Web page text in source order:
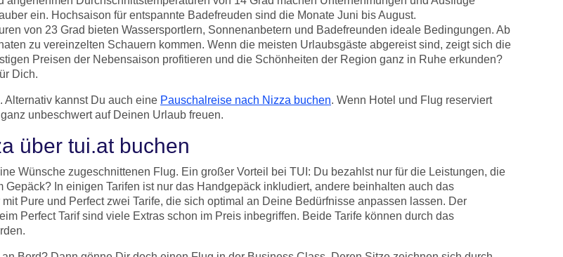
ein. Hochsaison für entspannte Badefreuden sind die Monate Juni bis August.
von 23 Grad bieten Wassersportlern, Sonnenanbetern und Badefreunden ideale Bedingungen. Ab
zu vereinzelten Schauern kommen. Wenn die meisten Urlaubsgäste abgereist sind, zeigt sich die
Preisen der Nebensaison profitieren und die Schönheiten der Region ganz in Ruhe erkunden?
Dich.
Alternativ kannst Du auch eine Pauschalreise nach Nizza buchen. Wenn Hotel und Flug reserviert
unbeschwert auf Deinen Urlaub freuen.
über tui.at buchen
Wünsche zugeschnittenen Flug. Ein großer Vorteil bei TUI: Du bezahlst nur für die Leistungen, die
In einigen Tarifen ist nur das Handgepäck inkludiert, andere beinhalten auch das
Pure und Perfect zwei Tarife, die sich optimal an Deine Bedürfnisse anpassen lassen. Der
Perfect Tarif sind viele Extras schon im Preis inbegriffen. Beide Tarife können durch das